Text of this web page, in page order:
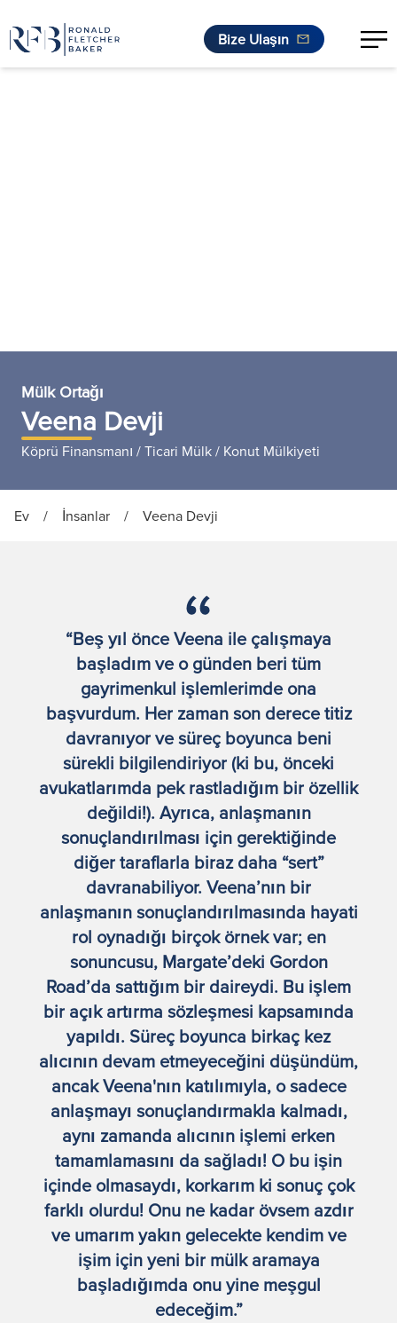
Bize Ulaşın
Mülk Ortağı
Veena Devji
Köprü Finansmanı / Ticari Mülk / Konut Mülkiyeti
Ev / İnsanlar / Veena Devji
“Beş yıl önce Veena ile çalışmaya
başladım ve o günden beri tüm
gayrimenkul işlemlerimde ona
başvurdum. Her zaman son derece titiz
davranıyor ve süreç boyunca beni
sürekli bilgilendiriyor (ki bu, önceki
avukatlarımda pek rastladığım bir özellik
değildi!). Ayrıca, anlaşmanın
sonuçlandırılması için gerektiğinde
diğer taraflarla biraz daha “sert”
davranabiliyor. Veena’nın bir
anlaşmanın sonuçlandırılmasında hayati
rol oynadığı birçok örnek var; en
sonuncusu, Margate’deki Gordon
Road’da sattığım bir daireydi. Bu işlem
bir açık artırma sözleşmesi kapsamında
yapıldı. Süreç boyunca birkaç kez
alıcının devam etmeyeceğini düşündüm,
ancak Veena'nın katılımıyla, o sadece
anlaşmayı sonuçlandırmakla kalmadı,
aynı zamanda alıcının işlemi erken
tamamlamasını da sağladı! O bu işin
içinde olmasaydı, korkarım ki sonuç çok
farklı olurdu! Onu ne kadar övsem azdır
ve umarım yakın gelecekte kendim ve
işim için yeni bir mülk aramaya
başladığımda onu yine meşgul
edeceğim.”